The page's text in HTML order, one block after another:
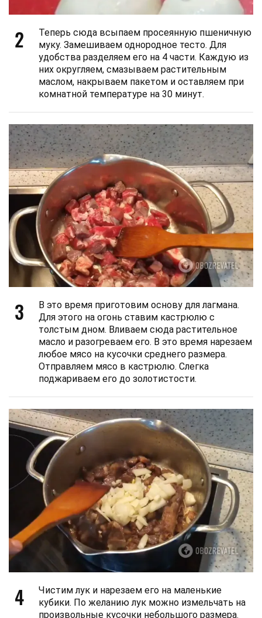
2
Теперь сюда всыпаем просеянную пшеничную
муку. Замешиваем однородное тесто. Для
удобства разделяем его на 4 части. Каждую из
них округляем, смазываем растительным
маслом, накрываем пакетом и оставляем при
комнатной температуре на 30 минут.
3
В это время приготовим основу для лагмана.
Для этого на огонь ставим кастрюлю с
толстым дном. Вливаем сюда растительное
масло и разогреваем его. В это время нарезаем
любое мясо на кусочки среднего размера.
Отправляем мясо в кастрюлю. Слегка
поджариваем его до золотистости.
4
Чистим лук и нарезаем его на маленькие
кубики. По желанию лук можно измельчать на
произвольные кусочки небольшого размера.